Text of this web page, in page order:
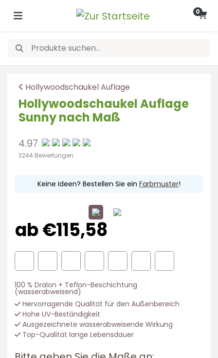
0
Hollywoodschaukel Auflage
Hollywoodschaukel Auflage
Sunny nach Maß
4.97
3244 Bewertungen
Keine Ideen? Bestellen Sie ein Farbmuster!
ab €115,58
100 % Dralon + Teflon-Beschichtung
(wasserabweisend)
Hervorragende Qualität für den Außenbereich
Hohe UV-Beständigkeit
Ausgezeichnete wasserabweisende Wirkung
Top-Qualität lange Lebensdauer